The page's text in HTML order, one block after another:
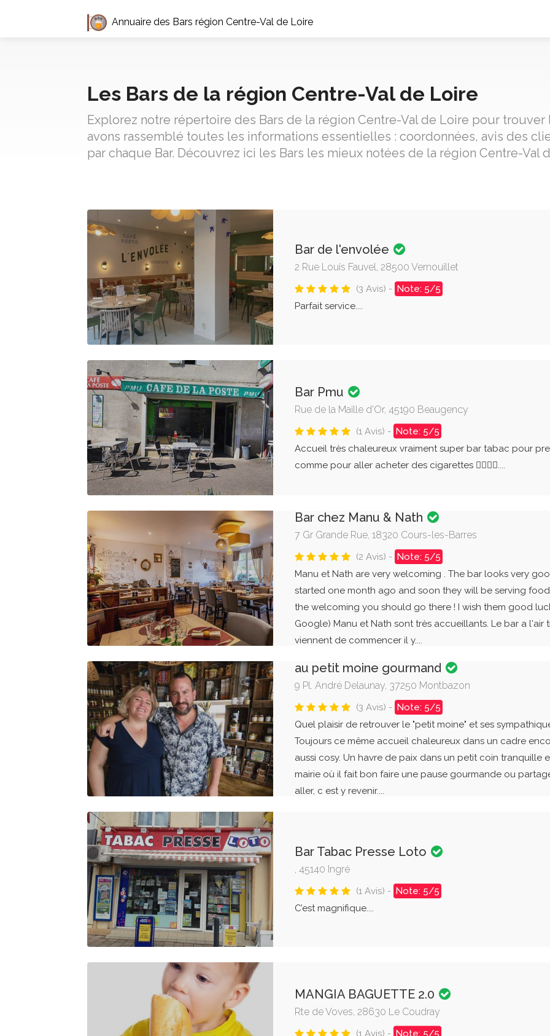
Annuaire des Bars région Centre-Val de Loire
Les Bars de la région Centre-Val de Loire
Explorez notre répertoire des Bars de la région Centre-Val de Loire pour
avons rassemblé toutes les informations essentielles : coordonnées, avis des
par chaque Bar. Découvrez ici les Bars les mieux notées de la région Centre-Val
Bar de l'envolée
2 Rue Louis Fauvel, 28500 Vernouillet
(3 Avis) - Note: 5/5
Parfait service....
Bar Pmu
Rue de la Maille d'Or, 45190 Beaugency
(1 Avis) - Note: 5/5
Accueil très chaleureux vraiment super bar tabac pour
comme pour aller acheter des cigarettes 👍🏼👍🏼....
Bar chez Manu & Nath
7 Gr Grande Rue, 18320 Cours-les-Barres
(2 Avis) - Note: 5/5
Manu et Nath are very welcoming . The bar looks very
started one month ago and soon they will be serving
the welcoming you should go there ! I wish them good
Google) Manu et Nath sont très accueillants. Le bar a l'air
viennent de commencer il y....
au petit moine gourmand
9 Pl. André Delaunay, 37250 Montbazon
(3 Avis) - Note: 5/5
Quel plaisir de retrouver le "petit moine" et ses
Toujours ce même accueil chaleureux dans un cadre
aussi cosy. Un havre de paix dans un petit coin tranquille
mairie où il fait bon faire une pause gourmande ou
aller, c est y revenir....
Bar Tabac Presse Loto
, 45140 Ingré
(1 Avis) - Note: 5/5
C’est magnifique....
MANGIA BAGUETTE 2.0
Rte de Voves, 28630 Le Coudray
(1 Avis) - Note: 5/5